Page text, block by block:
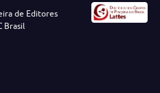
de Editores
Brasil